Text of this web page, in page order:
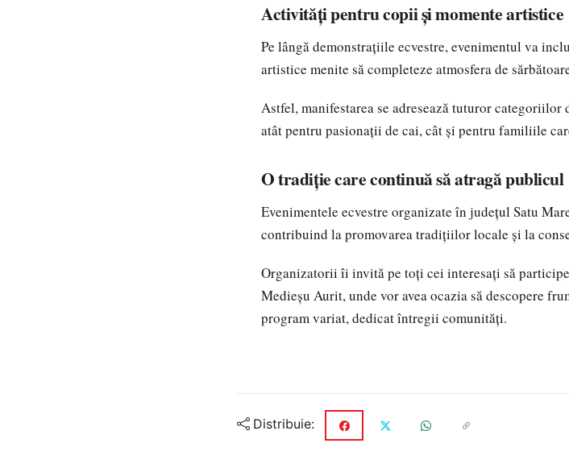
Activități pentru copii și momente artistice
Pe lângă demonstrațiile ecvestre, evenimentul va
artistice menite să completeze atmosfera de
Astfel, manifestarea se adresează tuturor
atât pentru pasionații de cai, cât și pentru familiile
O tradiție care continuă să atragă publicul
Evenimentele ecvestre organizate în județul Satu
contribuind la promovarea tradițiilor locale și la
Organizatorii îi invită pe toți cei interesați să
Medieșu Aurit, unde vor avea ocazia să descopere
program variat, dedicat întregii comunități.
Distribuie: